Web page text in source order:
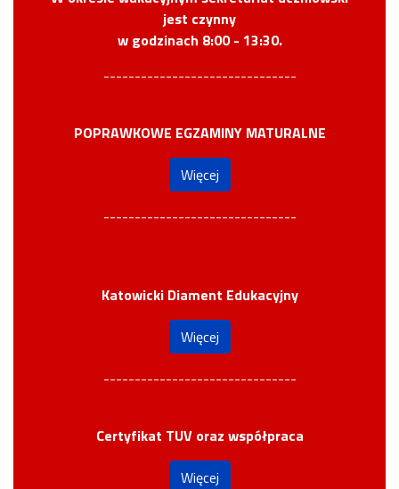
jest czynny
w godzinach 8:00 - 13:30.
-------------------------------
POPRAWKOWE EGZAMINY MATURALNE
Więcej
-------------------------------
Katowicki Diament Edukacyjny
Więcej
-------------------------------
Certyfikat TUV oraz współpraca
Więcej